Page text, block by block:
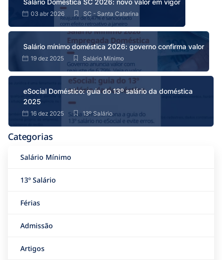
Salário Doméstica SC 2026: novo valor em vigor
03 abr 2026 SC - Santa Catarina
Salário mínimo doméstica 2026: governo confirma valor
19 dez 2025 Salário Mínimo
eSocial Doméstico: guia do 13º salário da doméstica
2025
16 dez 2025 13º Salário
Categorias
Salário Mínimo
13º Salário
Férias
Admissão
Artigos